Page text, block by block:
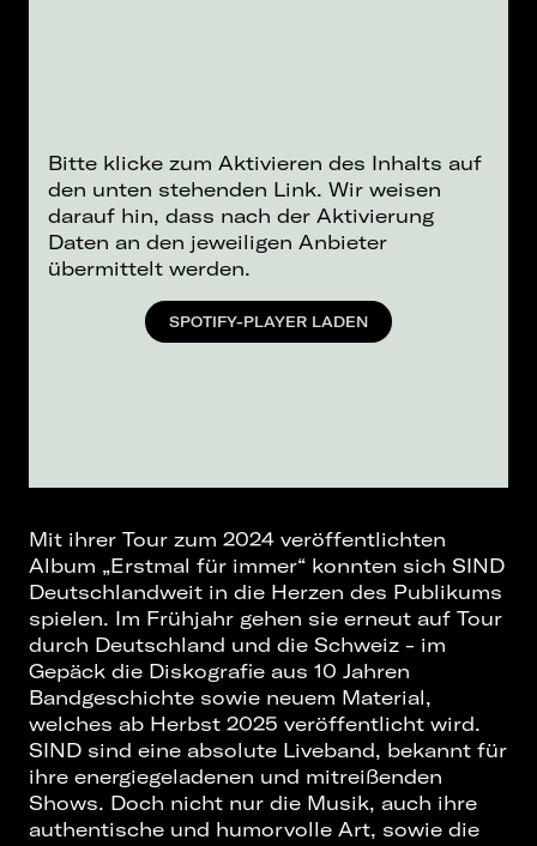
Bitte klicke zum Aktivieren des Inhalts auf
den unten stehenden Link. Wir weisen
darauf hin, dass nach der Aktivierung
Daten an den jeweiligen Anbieter
übermittelt werden.
SPOTIFY-PLAYER LADEN
Mit ihrer Tour zum 2024 veröffentlichten
Album „Erstmal für immer“ konnten sich SIND
Deutschlandweit in die Herzen des Publikums
spielen. Im Frühjahr gehen sie erneut auf Tour
durch Deutschland und die Schweiz - im
Gepäck die Diskografie aus 10 Jahren
Bandgeschichte sowie neuem Material,
welches ab Herbst 2025 veröffentlicht wird.
SIND sind eine absolute Liveband, bekannt für
ihre energiegeladenen und mitreißenden
Shows. Doch nicht nur die Musik, auch ihre
authentische und humorvolle Art, sowie die